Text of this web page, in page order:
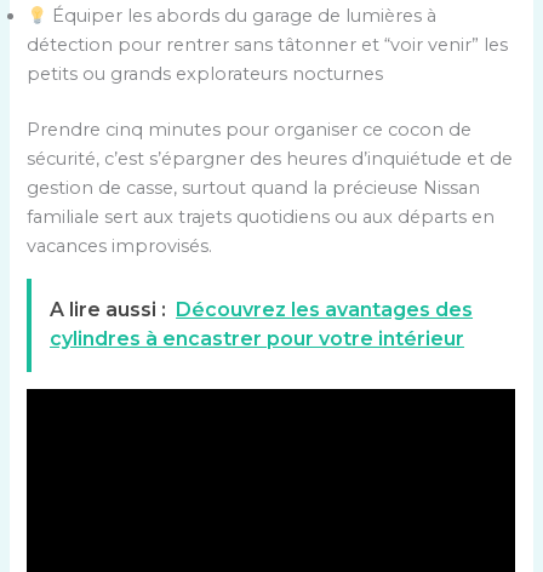
Équiper les abords du garage de lumières à
détection pour rentrer sans tâtonner et “voir venir” les
petits ou grands explorateurs nocturnes
Prendre cinq minutes pour organiser ce cocon de
sécurité, c’est s’épargner des heures d’inquiétude et de
gestion de casse, surtout quand la précieuse Nissan
familiale sert aux trajets quotidiens ou aux départs en
vacances improvisés.
A lire aussi :
Découvrez les avantages des
cylindres à encastrer pour votre intérieur